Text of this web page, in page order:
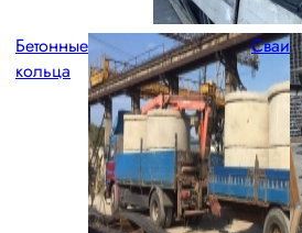
Бетонные
кольца
Сваи